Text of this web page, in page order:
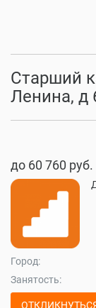
Старший
Ленина, д
до 60 760 руб.
Город:
Занятость: